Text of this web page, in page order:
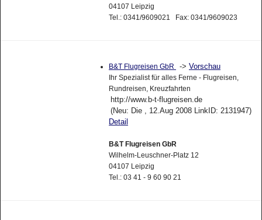
04107 Leipzig
Tel.: 0341/9609021 Fax: 0341/9609023
B&T Flugreisen GbR -> Vorschau
Ihr Spezialist für alles Ferne - Flugreisen,
Rundreisen, Kreuzfahrten
http://www.b-t-flugreisen.de
(Neu: Die , 12.Aug 2008 LinkID: 2131947)
Detail
B&T Flugreisen GbR
Wilhelm-Leuschner-Platz 12
04107 Leipzig
Tel.: 03 41 - 9 60 90 21